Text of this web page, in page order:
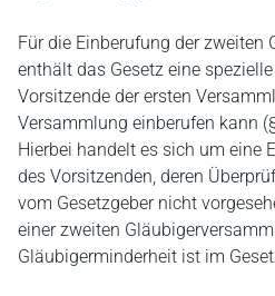
Für die Einberufung der zweiten
enthält das Gesetz eine
Vorsitzende der ersten
Versammlung einberufen kann
Hierbei handelt es sich um eine
des Vorsitzenden, deren
vom Gesetzgeber nicht
einer zweiten
Gläubigerminderheit ist im